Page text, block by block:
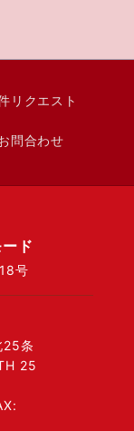
リクエスト
問合わせ
ド
号
条
25